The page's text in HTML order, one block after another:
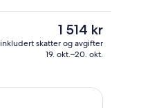
Innvendig
Den
nåværende
prisen
1 514 kr
inkludert skatter og avgifter
19. okt.–20. okt.